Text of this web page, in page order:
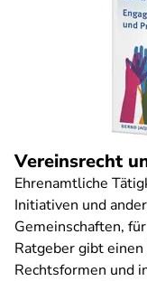
Vereinsrecht
Ehrenamtliche
Initiativen und
Gemeinschaften,
Ratgeber gibt
Rechtsformen und